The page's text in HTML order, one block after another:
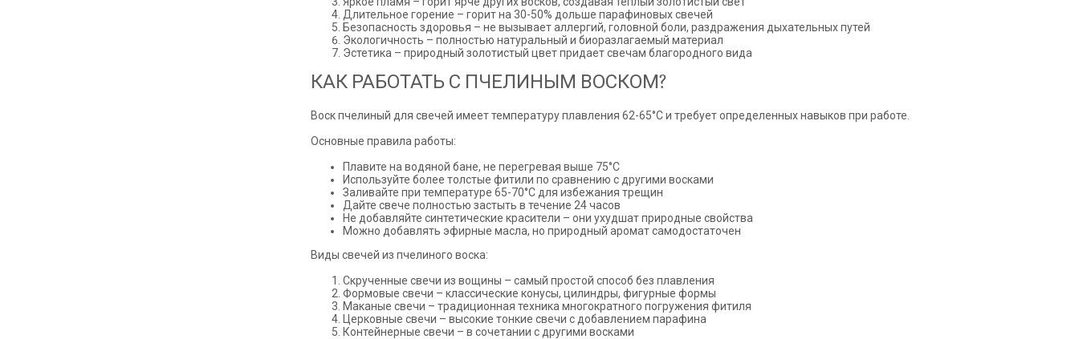
Длительное горение – горит на 30-50% дольше парафиновых свечей
Безопасность здоровья – не вызывает аллергий, головной боли, раздражения дыхательных путей
Экологичность – полностью натуральный и биоразлагаемый материал
Эстетика – природный золотистый цвет придает свечам благородного вида
КАК РАБОТАТЬ С ПЧЕЛИНЫМ ВОСКОМ?
Воск пчелиный для свечей имеет температуру плавления 62-65°C и требует определенных навыков при работе.
Основные правила работы:
Плавите на водяной бане, не перегревая выше 75°C
Используйте более толстые фитили по сравнению с другими восками
Заливайте при температуре 65-70°C для избежания трещин
Дайте свече полностью застыть в течение 24 часов
Не добавляйте синтетические красители – они ухудшат природные свойства
Можно добавлять эфирные масла, но природный аромат самодостаточен
Виды свечей из пчелиного воска:
Скрученные свечи из вощины – самый простой способ без плавления
Формовые свечи – классические конусы, цилиндры, фигурные формы
Маканые свечи – традиционная техника многократного погружения фитиля
Церковные свечи – высокие тонкие свечи с добавлением парафина
Контейнерные свечи – в сочетании с другими восками